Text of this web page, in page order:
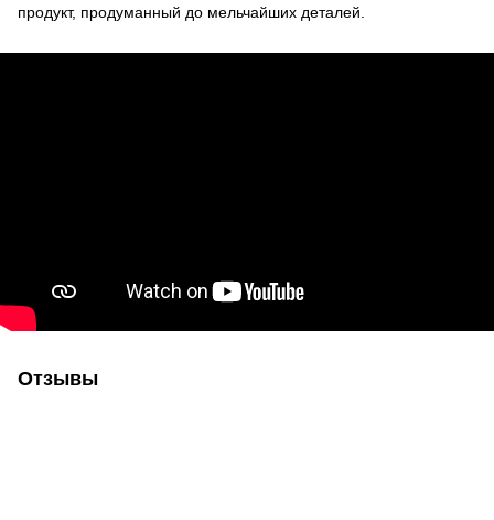
продукт, продуманный до мельчайших деталей.
Отзывы